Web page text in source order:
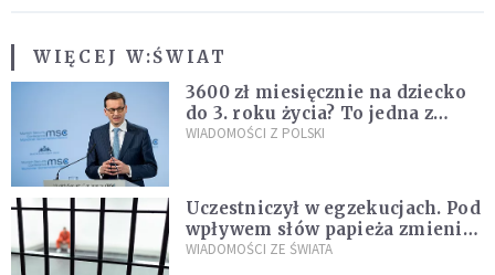
WIĘCEJ W:ŚWIAT
3600 zł miesięcznie na dziecko
do 3. roku życia? To jedna z
propozycji programu "Rozwój
WIADOMOŚCI Z POLSKI
Uczestniczył w egzekucjach. Pod
wpływem słów papieża zmienił
zdanie
WIADOMOŚCI ZE ŚWIATA